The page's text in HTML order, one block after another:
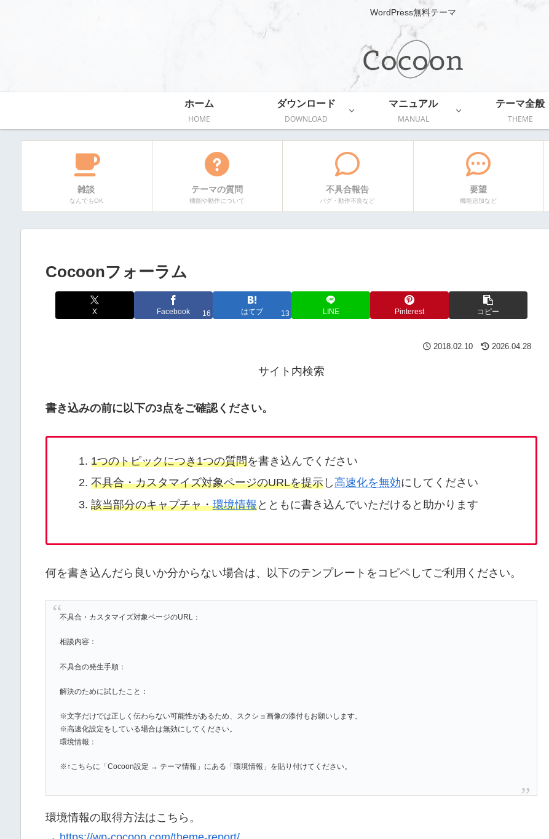
WordPress無料テーマ
ホーム
HOME
ダウンロード
DOWNLOAD
マニュアル
MANUAL
テーマ全般
THEME
雑談
なんでもOK
テーマの質問
機能や動作について
不具合報告
バグ・動作不良など
要望
機能追加など
Cocoonフォーラム
X Facebook 16 はてブ 13 LINE Pinterest コピー
2018.02.10 2026.04.28
サイト内検索
書き込みの前に以下の3点をご確認ください。
1つのトピックにつき1つの質問を書き込んでください
不具合・カスタマイズ対象ページのURLを提示し 高速化を無効にしてください
該当部分のキャプチャ・環境情報とともに書き込んでいただけると助かります
何を書き込んだら良いか分からない場合は、以下のテンプレートをコピペしてご利用ください。
不具合・カスタマイズ対象ページのURL：
相談内容：
不具合の発生手順：
解決のために試したこと：
※文字だけでは正しく伝わらない可能性があるため、スクショ画像の添付もお願いします。
※高速化設定をしている場合は無効にしてください。
環境情報：
※↑こちらに「Cocoon設定 → テーマ情報」にある「環境情報」を貼り付けてください。
環境情報の取得方法はこちら。